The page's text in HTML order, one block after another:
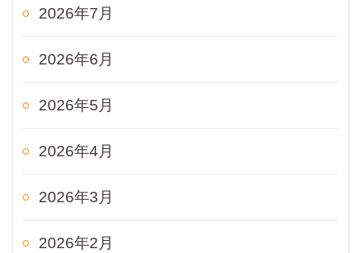
2026年7月
2026年6月
2026年5月
2026年4月
2026年3月
2026年2月